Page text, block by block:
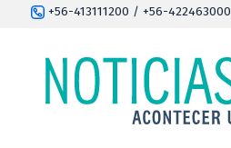
+56-413111200 / +56-422463000